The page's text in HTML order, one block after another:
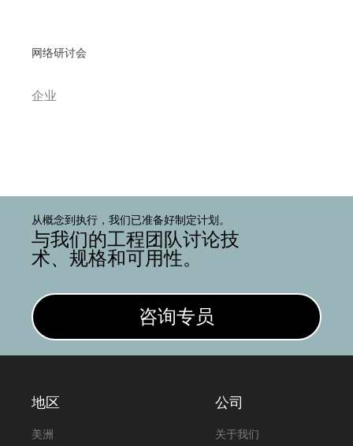
网络研讨会
企业
从概念到执行，我们已准备好制定计划。
与我们的工程团队讨论技
术、规格和可用性。
咨询专员
地区
美洲
公司
关于我们